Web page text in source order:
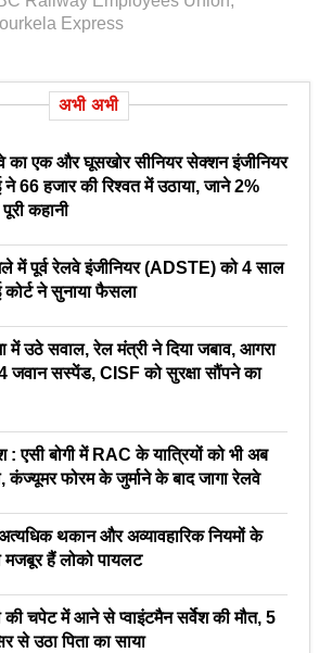
Express
अभी अभी
एक और घूसखोर सीनियर सेक्शन इंजीनियर
ने 66 हजार की रिश्वत में उठाया, जाने 2%
कहानी
में पूर्व रेलवे इंजीनियर (ADSTE) को 4 साल
ने सुनाया फैसला
में उठे सवाल, रेल मंत्री ने दिया जबाव, आगरा
जवान सस्पेंड, CISF को सुरक्षा सौंपने का
: एसी बोगी में RAC के यात्रियों को भी अब
कंज्यूमर फोरम के जुर्माने के बाद जागा रेलवे
अत्यधिक थकान और अव्यावहारिक नियमों के
हैं लोको पायलट
की चपेट में आने से प्वाइंटमैन सर्वेश की मौत, 5
से उठा पिता का साया